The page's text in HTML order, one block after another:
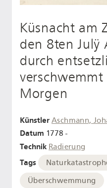
Küsnacht am
den 8ten Julÿ
durch
Morgen
Künstler Aschmann,
Datum 1778 -
Technik Radierung
Tags
Überschwemmung